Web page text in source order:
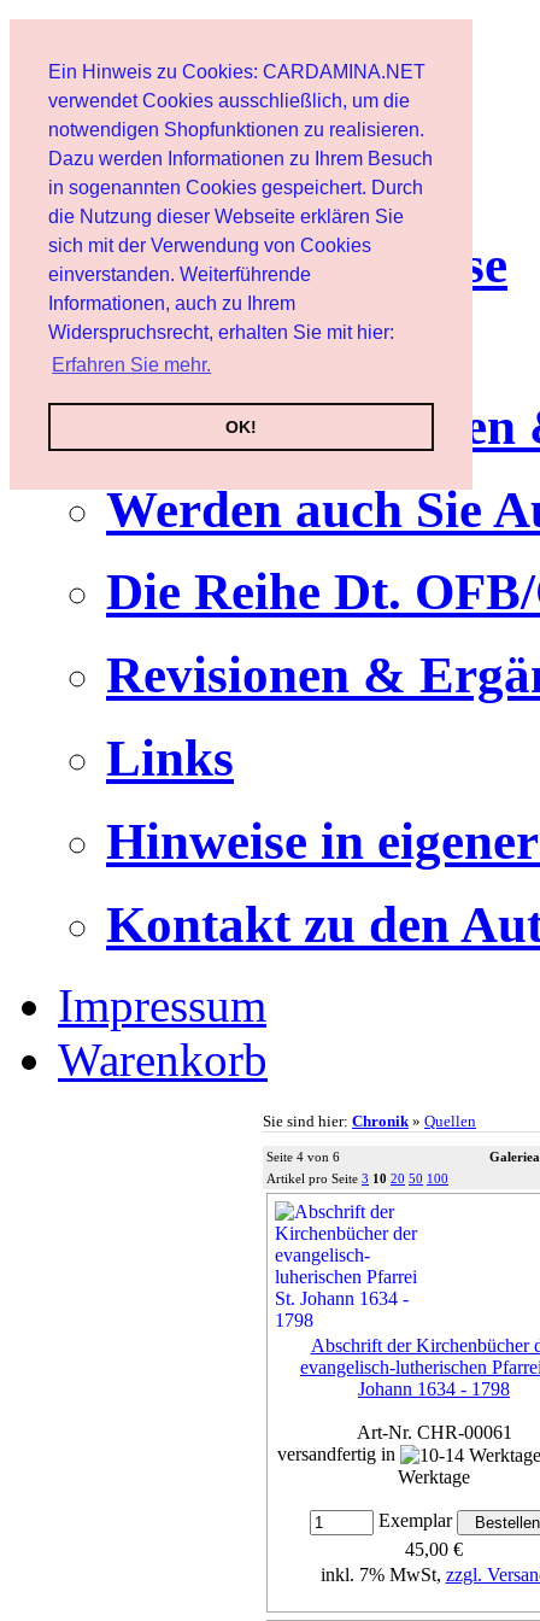
Ein Hinweis zu Cookies: CARDAMINA.NET
verwendet Cookies ausschließlich, um die
notwendigen Shopfunktionen zu realisieren.
Dazu werden Informationen zu Ihrem Besuch
in sogenannten Cookies gespeichert. Durch
die Nutzung dieser Webseite erklären Sie
sich mit der Verwendung von Cookies
einverstanden. Weiterführende
Informationen, auch zu Ihrem
Widerspruchsrecht, erhalten Sie mit hier:
Erfahren Sie mehr.
OK!
Benutzer
Newsletter
Nutzungshinweise
Service
Werden auch Sie
Die Reihe Dt.
Revisionen &
Links
Hinweise in
Kontakt zu den
Impressum
Warenkorb
Sie sind hier: Chronik » Quellen
Seite 4 von 6
Artikel pro Seite 3 10 20 50 100
Abschrift der Kirchenbücher
evangelisch-lutherischen
Johann 1634 - 1798
Art-Nr. CHR-00061
versandfertig in
Werktage
Exemplar
45,00 €
inkl. 7% MwSt, zzgl.